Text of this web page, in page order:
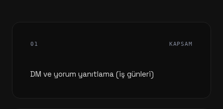
01 KAPSAM
DM ve yorum yanıtlama (iş günleri)